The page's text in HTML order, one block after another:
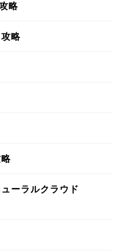
略
略
ーラルクラウド